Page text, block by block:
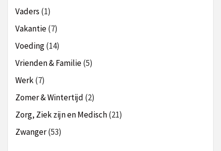
Vaders (1)
Vakantie(7)
Voeding(14)
Vrienden & Familie(5)
Werk(7)
Zomer & Wintertijd (2)
Zorg, Ziek zijn en Medisch(21)
Zwanger(53)